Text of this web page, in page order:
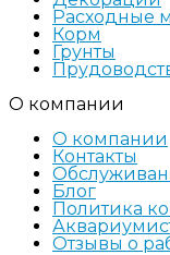
Расходные
Корм
Грунты
О компании
О компании
Контакты
Блог
Политика
Отзывы о